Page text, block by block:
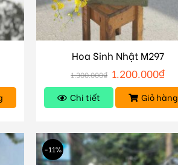
Hoa Sinh Nhật M297
1.300.000₫ 1.200.000₫
Chi tiết Giỏ hàng
-11%